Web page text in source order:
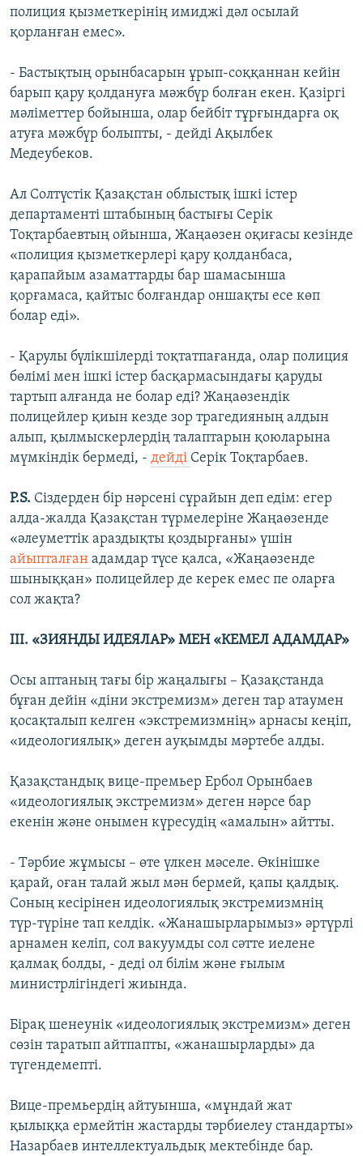
полиция қызметкерінің имиджі дәл осылай
қорланған емес».
- Бастықтың орынбасарын ұрып-соққаннан кейін
барып қару қолдануға мәжбүр болған екен. Қазіргі
мәліметтер бойынша, олар бейбіт тұрғындарға оқ
атуға мәжбүр болыпты, - дейді Ақылбек
Медеубеков.
Ал Солтүстік Қазақстан облыстық ішкі істер
департаменті штабының бастығы Серік
Тоқтарбаевтың ойынша, Жаңаөзен оқиғасы кезінде
«полиция қызметкерлері қару қолданбаса,
қарапайым азаматтарды бар шамасынша
қорғамаса, қайтыс болғандар оншақты есе көп
болар еді».
- Қарулы бүлікшілерді тоқтатпағанда, олар полиция
бөлімі мен ішкі істер басқармасындағы қаруды
тартып алғанда не болар еді? Жаңаөзендік
полицейлер қиын кезде зор трагедияның алдын
алып, қылмыскерлердің талаптарын қоюларына
мүмкіндік бермеді, - дейді Серік Тоқтарбаев.
P.S. Сіздерден бір нәрсені сұрайын деп едім: егер
алда-жалда Қазақстан түрмелеріне Жаңаөзенде
«әлеуметтік араздықты қоздырғаны» үшін
айыпталған адамдар түсе қалса, «Жаңаөзенде
шыныққан» полицейлер де керек емес пе оларға
сол жақта?
ІІІ. «ЗИЯНДЫ ИДЕЯЛАР» МЕН «КЕМЕЛ АДАМДАР»
Осы аптаның тағы бір жаңалығы – Қазақстанда
бұған дейін «діни экстремизм» деген тар атаумен
қосақталып келген «экстремизмнің» арнасы кеңіп,
«идеологиялық» деген ауқымды мәртебе алды.
Қазақстандық вице-премьер Ербол Орынбаев
«идеологиялық экстремизм» деген нәрсе бар
екенін және онымен күресудің «амалын» айтты.
- Тәрбие жұмысы – өте үлкен мәселе. Өкінішке
қарай, оған талай жыл мән бермей, қапы қалдық.
Соның кесірінен идеологиялық экстремизмнің
түр-түріне тап келдік. «Жанашырларымыз» әртүрлі
арнамен келіп, сол вакуумды сол сәтте иелене
қалмақ болды, - деді ол білім және ғылым
министрлігіндегі жиында.
Бірақ шенеунік «идеологиялық экстремизм» деген
сөзін таратып айтпапты, «жанашырларды» да
түгендемепті.
Вице-премьердің айтуынша, «мұндай жат
қылыққа ермейтін жастарды тәрбиелеу стандарты»
Назарбаев интеллектуальдық мектебінде бар.